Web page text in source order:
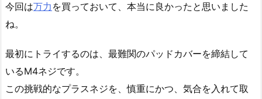
今回は万力 を買っておいて、本当に良かったと思いました
ね。
最初にトライするのは、最難関のパッドカバーを締結して
いるM4ネジです。
この挑戦的なプラスネジを、慎重にかつ、気合を入れて取